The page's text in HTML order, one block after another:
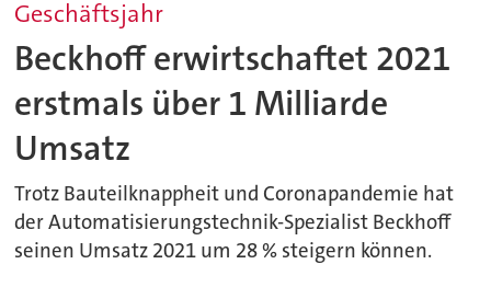
Geschäftsjahr
Beckhoff erwirtschaftet 2021
erstmals über 1 Milliarde
Umsatz
Trotz Bauteilknappheit und Coronapandemie hat
der Automatisierungstechnik-Spezialist Beckhoff
seinen Umsatz 2021 um 28 % steigern können.